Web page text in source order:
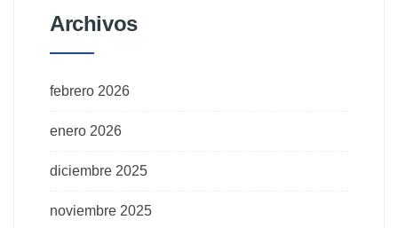
Archivos
febrero 2026
enero 2026
diciembre 2025
noviembre 2025